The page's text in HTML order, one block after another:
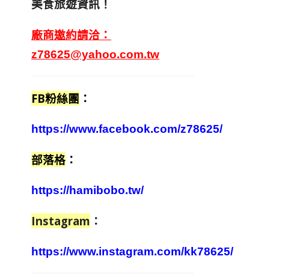
美食旅遊資訊！
廠商邀約請洽：
z78625@yahoo.com.tw
FB粉絲團 ：
https://www.facebook.com/z78625/
部落格 ：
https://hamibobo.tw/
Instagram ：
https://www.instagram.com/kk78625/